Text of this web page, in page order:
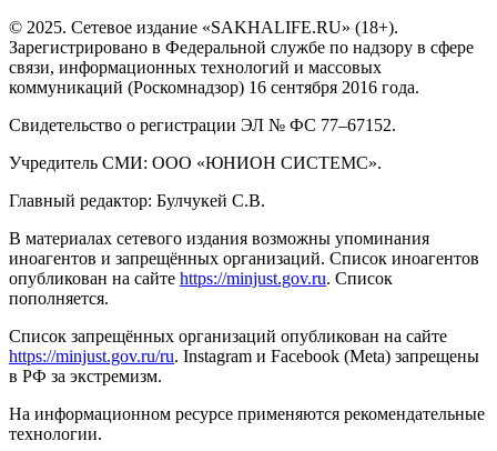
© 2025. Сетевое издание «SAKHALIFE.RU» (18+).
Зарегистрировано в Федеральной службе по надзору в сфере
связи, информационных технологий и массовых
коммуникаций (Роскомнадзор) 16 сентября 2016 года.
Свидетельство о регистрации ЭЛ № ФС 77–67152.
Учредитель СМИ: ООО «ЮНИОН СИСТЕМС».
Главный редактор: Булчукей С.В.
В материалах сетевого издания возможны упоминания
иноагентов и запрещённых организаций. Список иноагентов
опубликован на сайте https://minjust.gov.ru. Список
пополняется.
Список запрещённых организаций опубликован на сайте
https://minjust.gov.ru/ru. Instagram и Facebook (Metа) запрещены
в РФ за экстремизм.
На информационном ресурсе применяются рекомендательные
технологии.